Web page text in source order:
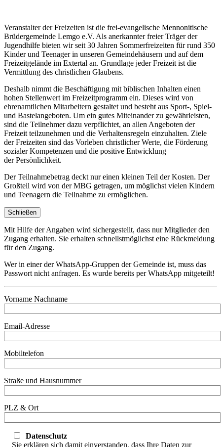
Veranstalter der Freizeiten ist die frei-evangelische Mennonitische
Brüdergemeinde Lemgo e.V. Als anerkannter freier Träger der
Jugendhilfe bieten wir seit 30 Jahren Sommerfreizeiten für rund 350
Kinder und Teenager in unseren Gemeindehäusern und auf dem
Freizeitgelände im Extertal an. Grundlage jeder Freizeit ist die
Vermittlung des christlichen Glaubens.
Deshalb nimmt die Beschäftigung mit biblischen Inhalten einen
hohen Stellenwert im Freizeitprogramm ein. Dieses wird von
ehrenamtlichen Mitarbeitern gestaltet und besteht aus Sport-, Spiel-
und Bastelangeboten. Um ein gutes Miteinander zu gewährleisten,
sind die Teilnehmer dazu verpflichtet, an allen Angeboten der
Freizeit teilzunehmen und die Verhaltensregeln einzuhalten. Ziele
der Freizeiten sind das Vorleben christlicher Werte, die Förderung
sozialer Kompetenzen und die positive Entwicklung
der Persönlichkeit.
Der Teilnahmebetrag deckt nur einen kleinen Teil der Kosten. Der
Großteil wird von der MBG getragen, um möglichst vielen Kindern
und Teenagern die Teilnahme zu ermöglichen.
Schließen
Mit Hilfe der Angaben wird sichergestellt, dass nur Mitglieder den
Zugang erhalten. Sie erhalten schnellstmöglichst eine Rückmeldung
für den Zugang.
Wer in einer der WhatsApp-Gruppen der Gemeinde ist, muss das
Passwort nicht anfragen. Es wurde bereits per WhatsApp mitgeteilt!
Vorname Nachname
Email-Adresse
Mobiltelefon
Straße und Hausnummer
PLZ & Ort
Datenschutz
Sie erklären sich damit einverstanden, dass Ihre Daten zur